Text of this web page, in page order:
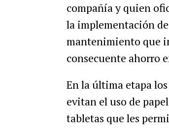
compañía y quien
la implementación
mantenimiento que
consecuente ahorro
En la última etapa
evitan el uso de
tabletas que les